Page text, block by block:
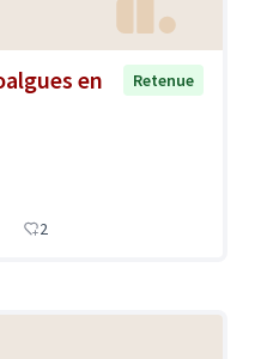
en
Retenue
2